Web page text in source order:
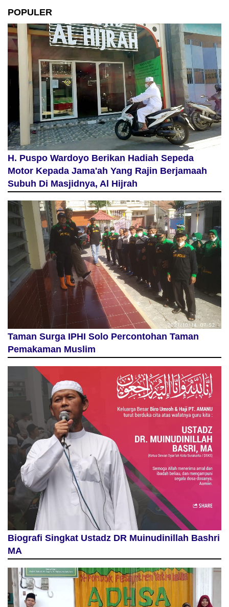
POPULER
H. Puspo Wardoyo Berikan Hadiah Sepeda
Motor Kepada Jama'ah Yang Rajin Berjamaah
Subuh Di Masjidnya, Al Hijrah
Taman Surga IPHI Solo Percontohan Taman
Pemakaman Muslim
Biografi Singkat Ustadz DR Muinudinillah Bashri
MA